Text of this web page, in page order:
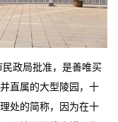
政局批准，是善唯买
直属的大型陵园，十
处的简称，因为在十